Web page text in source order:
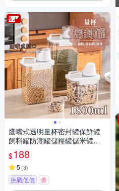
鷹嘴式透明量杯密封罐保鮮罐
飼料罐防潮罐儲糧罐儲米罐米
桶-1800ml
$188
5 (3)
挑戰低價 券